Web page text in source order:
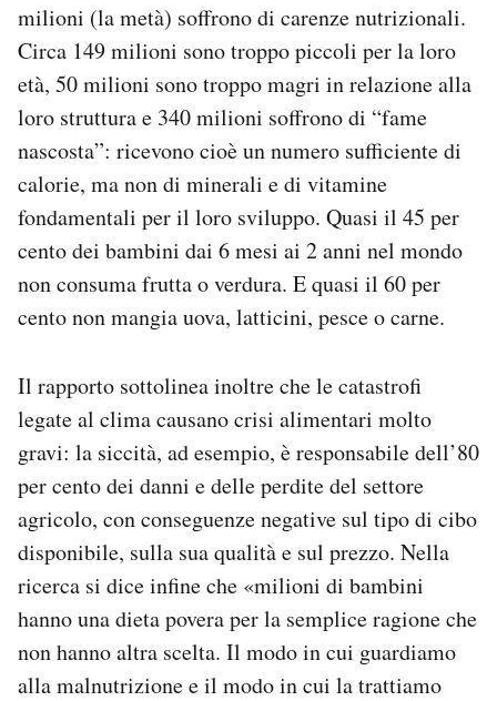
milioni (la metà) soffrono di carenze nutrizionali.
Circa 149 milioni sono troppo piccoli per la loro
età, 50 milioni sono troppo magri in relazione alla
loro struttura e 340 milioni soffrono di “fame
nascosta”: ricevono cioè un numero sufficiente di
calorie, ma non di minerali e di vitamine
fondamentali per il loro sviluppo. Quasi il 45 per
cento dei bambini dai 6 mesi ai 2 anni nel mondo
non consuma frutta o verdura. E quasi il 60 per
cento non mangia uova, latticini, pesce o carne.
Il rapporto sottolinea inoltre che le catastrofi
legate al clima causano crisi alimentari molto
gravi: la siccità, ad esempio, è responsabile dell’80
per cento dei danni e delle perdite del settore
agricolo, con conseguenze negative sul tipo di cibo
disponibile, sulla sua qualità e sul prezzo. Nella
ricerca si dice infine che «milioni di bambini
hanno una dieta povera per la semplice ragione che
non hanno altra scelta. Il modo in cui guardiamo
alla malnutrizione e il modo in cui la trattiamo